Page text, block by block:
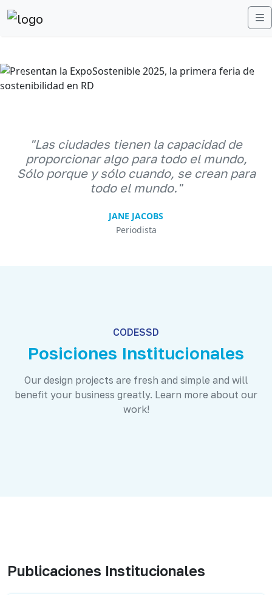
Anterior
"Las ciudades tienen la capacidad de
proporcionar algo para todo el mundo,
Sólo porque y sólo cuando, se crean para
todo el mundo."
JANE JACOBS
Periodista
CODESSD
Posiciones Institucionales
Our design projects are fresh and simple and will
benefit your business greatly. Learn more about our
work!
Publicaciones Institucionales